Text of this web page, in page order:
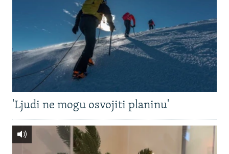
'Ljudi ne mogu osvojiti planinu'